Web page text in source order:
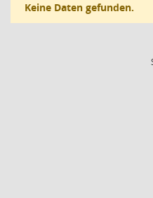
Keine Daten gefunden.